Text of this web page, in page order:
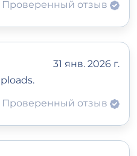
Проверенный отзыв
31 янв. 2026 г.
Проверенный отзыв